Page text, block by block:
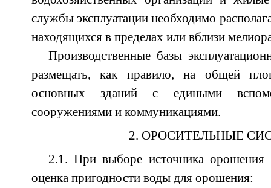
службы эксплуатации необходимо
находящихся в пределах или вблизи
Производственные базы
размещать, как правило, на общей
основных зданий с едиными
сооружениями и коммуникациями.
2. ОРОСИТЕЛЬНЫЕ
2.1. При выборе источника
оценка пригодности воды для орошения: